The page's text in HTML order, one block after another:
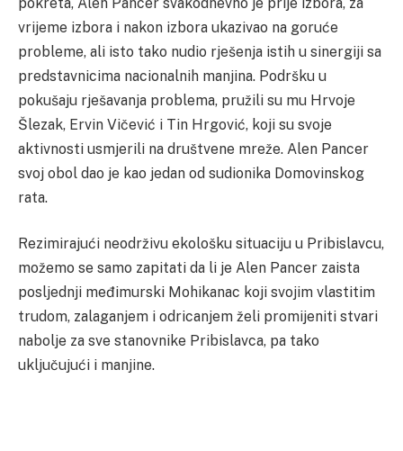
vrijeme izbora i nakon izbora ukazivao na goruće
probleme, ali isto tako nudio rješenja istih u sinergiji sa
predstavnicima nacionalnih manjina. Podršku u
pokušaju rješavanja problema, pružili su mu Hrvoje
Šlezak, Ervin Vičević i Tin Hrgović, koji su svoje
aktivnosti usmjerili na društvene mreže. Alen Pancer
svoj obol dao je kao jedan od sudionika Domovinskog
rata.
Rezimirajući neodrživu ekološku situaciju u Pribislavcu,
možemo se samo zapitati da li je Alen Pancer zaista
posljednji međimurski Mohikanac koji svojim vlastitim
trudom, zalaganjem i odricanjem želi promijeniti stvari
nabolje za sve stanovnike Pribislavca, pa tako
uključujući i manjine.